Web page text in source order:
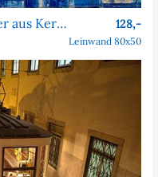
Kunstvolle Geschichtenerzähler aus Keramik 128,-
Leinwand 80x50